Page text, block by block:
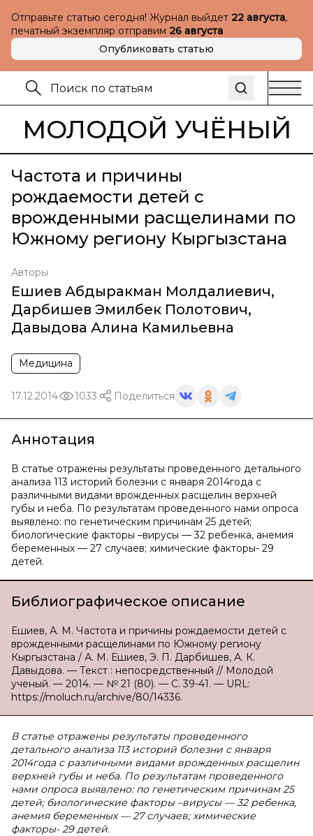
Отправьте статью сегодня! Журнал выйдет 22 августа,
печатный экземпляр отправим 26 августа
Опубликовать статью
МОЛОДОЙ УЧЁНЫЙ
Частота и причины
рождаемости детей с
врожденными расщелинами по
Южному региону Кыргызстана
Авторы
Ешиев Абдыракман Молдалиевич,
Дарбишев Эмилбек Полотович,
Давыдова Алина Камильевна
Медицина
17.12.2014 1033 Поделиться
Аннотация
В статье отражены результаты проведенного детального
анализа 113 историй болезни с января 2014года с
различными видами врожденных расщелин верхней
губы и неба. По результатам проведенного нами опроса
выявлено: по генетическим причинам 25 детей;
биологические факторы –вирусы — 32 ребенка, анемия
беременных — 27 случаев; химические факторы- 29
детей.
Библиографическое описание
Ешиев, А. М. Частота и причины рождаемости детей с
врожденными расщелинами по Южному региону
Кыргызстана / А. М. Ешиев, Э. П. Дарбишев, А. К.
Давыдова. — Текст : непосредственный // Молодой
ученый. — 2014. — № 21 (80). — С. 39-41. — URL:
https://moluch.ru/archive/80/14336.
В статье отражены результаты проведенного
детального анализа 113 историй болезни с января
2014года с различными видами врожденных расщелин
верхней губы и неба. По результатам проведенного
нами опроса выявлено: по генетическим причинам 25
детей; биологические факторы –вирусы — 32 ребенка,
анемия беременных — 27 случаев; химические
факторы- 29 детей.